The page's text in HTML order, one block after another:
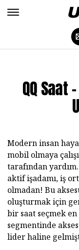
QQ Saat
Modern insan
mobil olmaya
tarafından
aktif işadamı, iş
olmadan! Bu
oluşturmak için
bir saat seçmek
segmentinde
lider haline